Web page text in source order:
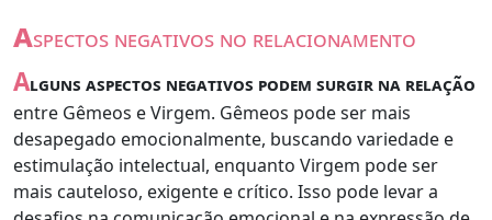
aspectos negativos no relacionamento
Alguns aspectos negativos podem surgir na relação
entre Gêmeos e Virgem. Gêmeos pode ser mais
desapegado emocionalmente, buscando variedade e
estimulação intelectual, enquanto Virgem pode ser
mais cauteloso, exigente e crítico. Isso pode levar a